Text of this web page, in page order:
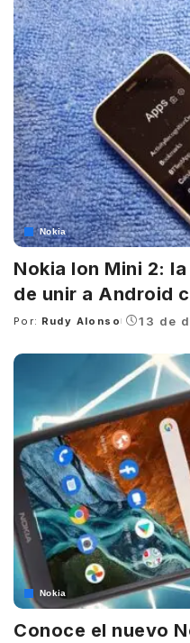
Nokia
Nokia Ion Mini 2:
de unir a Android
Posted
Por: Rudy Alonso 13 de
Nokia
Conoce el nuevo